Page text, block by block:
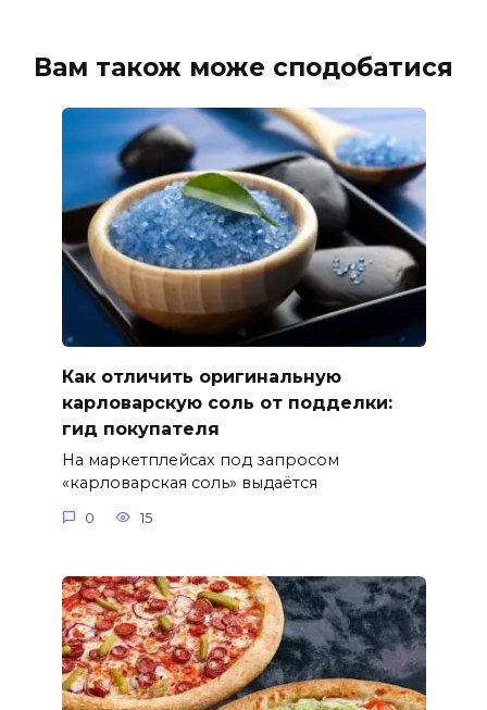
Вам також може сподобатися
Как отличить оригинальную
карловарскую соль от подделки:
гид покупателя
На маркетплейсах под запросом
«карловарская соль» выдаётся
0 15